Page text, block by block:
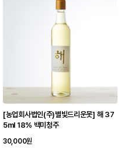
[농업회사법인(주)별빛드리운못] 해 37
5ml 18% 백미청주
30,000원